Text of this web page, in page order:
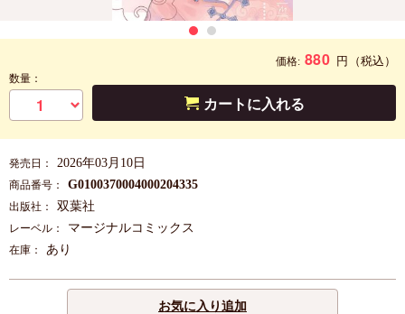
価格: 880 円 （税込）
数量：
カートに入れる
発売日： 2026年03月10日
商品番号： G0100370004000204335
出版社： 双葉社
レーベル： マージナルコミックス
在庫： あり
お気に入り追加